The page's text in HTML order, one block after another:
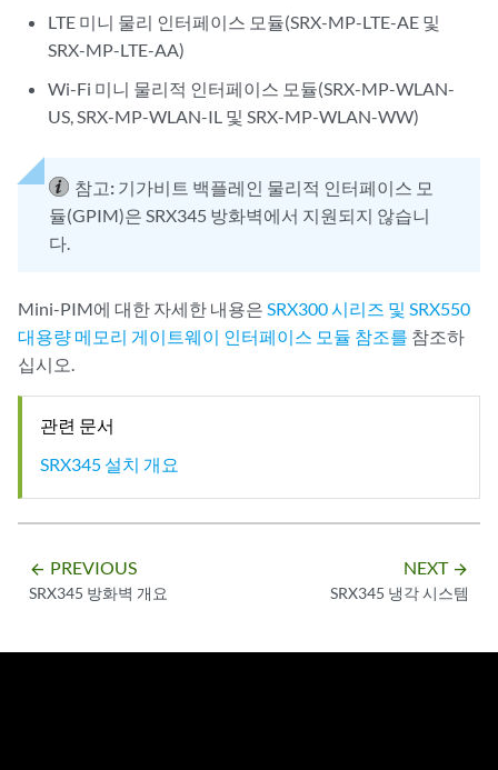
LTE 미니 물리 인터페이스 모듈(SRX-MP-LTE-AE 및
SRX-MP-LTE-AA)
Wi-Fi 미니 물리적 인터페이스 모듈(SRX-MP-WLAN-
US, SRX-MP-WLAN-IL 및 SRX-MP-WLAN-WW)
참고: 기가비트 백플레인 물리적 인터페이스 모
듈(GPIM)은 SRX345 방화벽에서 지원되지 않습니
다.
Mini-PIM에 대한 자세한 내용은 SRX300 시리즈 및 SRX550
대용량 메모리 게이트웨이 인터페이스 모듈 참조를 참조하
십시오.
관련 문서
SRX345 설치 개요
arrow_backward PREVIOUS
SRX345 방화벽 개요
NEXT arrow_forward
SRX345 냉각 시스템